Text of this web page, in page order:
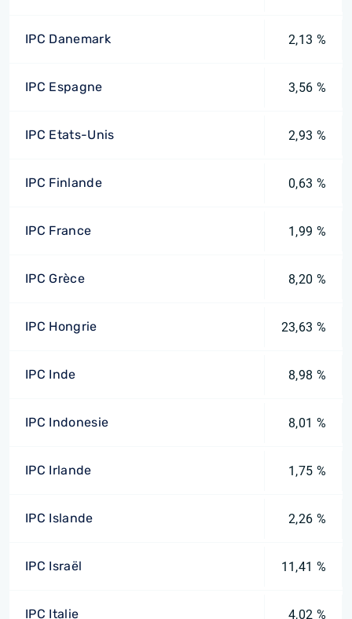
IPC Danemark 2,13 %
IPC Espagne 3,56 %
IPC Etats-Unis 2,93 %
IPC Finlande 0,63 %
IPC France 1,99 %
IPC Grèce 8,20 %
IPC Hongrie 23,63 %
IPC Inde 8,98 %
IPC Indonesie 8,01 %
IPC Irlande 1,75 %
IPC Islande 2,26 %
IPC Israël 11,41 %
IPC Italie 4,02 %